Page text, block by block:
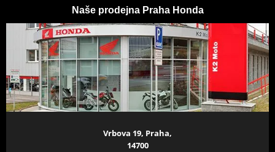
SNADNÉ OVLÁDÁNÍ
Jízdní vlastnosti velkého motocyklu jsou cítit z jednodílného
vytváří základ, který nadchne nové – i zkušené – jezdce jistou a
Naše prodejna Praha Honda
Vrbova 19, Praha,
14700